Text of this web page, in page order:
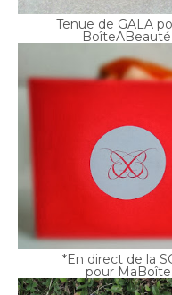
*En direct de la